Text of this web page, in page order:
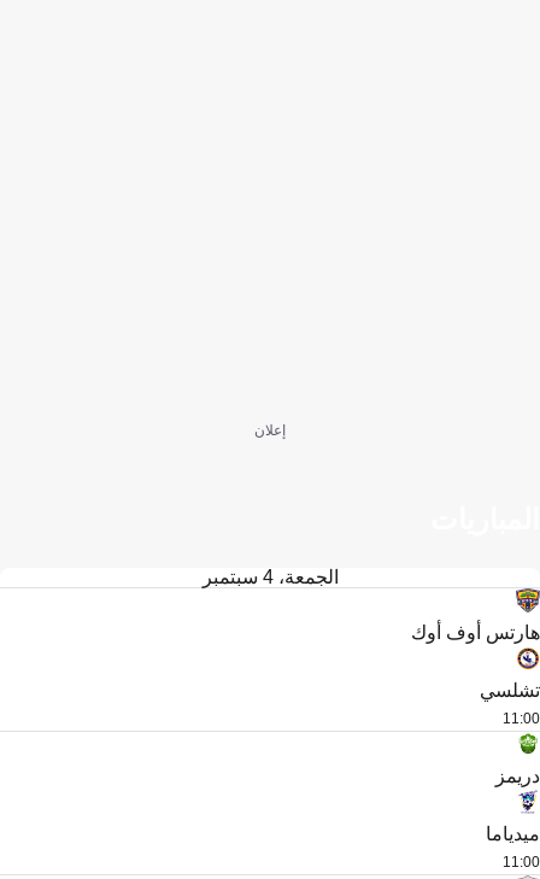
إعلان
الجمعة، 4 سبتمبر
هارتس أوف أوك
تشلسي
11:00
دريمز
ميدياما
11:00